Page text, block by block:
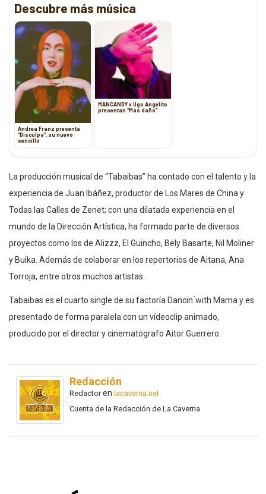
Descubre más música
Andrea Franz presenta
“Disculpa”, su nuevo
sencillo
MANCANDY x Ugo Angelito
presentan “Más daño”
La producción musical de “Tabaibas” ha contado con el talento y la
experiencia de Juan Ibáñez, productor de Los Mares de China y
Todas las Calles de Zenet; con una dilatada experiencia en el
mundo de la Dirección Artística, ha formado parte de diversos
proyectos como los de Alizzz, El Guincho, Bely Basarte, Nil Moliner
y Buika. Además de colaborar en los repertorios de Aitana, Ana
Torroja, entre otros muchos artistas.
Tabaibas es el cuarto single de su factoría Dancin ́with Mama y es
presentado de forma paralela con un vídeoclip animado,
producido por el director y cinematógrafo Aitor Guerrero.
Redacción
Redactoren lacaverna.net
Cuenta de la Redacción de La Caverna